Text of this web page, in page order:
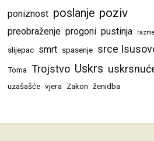
poniznost poslanje poziv
preobraženje progoni pustinja
slijepac smrt spasenje srce
Toma Trojstvo Uskrs
uzašašće vjera Zakon ženidba